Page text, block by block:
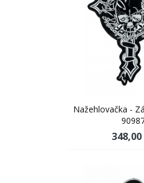
Nažehlovačka -
348,00